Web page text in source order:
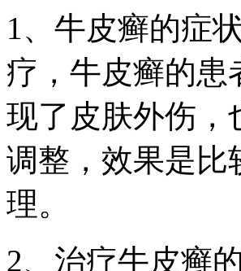
1、牛皮癣的症
疗，牛皮癣的患
现了皮肤外伤，
调整，效果是比
理。
2、治疗牛皮癣